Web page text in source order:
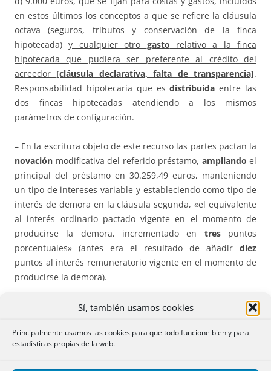
Sí, también usamos cookies
Principalmente usamos las cookies para que todo funcione bien y para
estadísticas propias de la web.
en estos últimos los conceptos a que se refiere la cláusula
octava (seguros, tributos y conservación de la finca
hipotecada)y cualquier otro gasto relativo a la finca
hipotecada que pudiera ser preferente al crédito del
acreedor [cláusula declarativa, falta de transparencia].
Responsabilidad hipotecaria que esdistribuida entre las
dos fincas hipotecadas atendiendo a los mismos
parámetros de configuración.
– En la escritura objeto de este recurso las partes pactan la
novación modificativa del referido préstamo, ampliando el
principal del préstamo en 30.259,49 euros, manteniendo
un tipo de intereses variable y estableciendo como tipo de
interés de demora en la cláusula segunda, «el equivalente
al interés ordinario pactado vigente en el momento de
producirse la demora, incrementado en trespuntos
porcentuales» (antes era el resultado de añadir diez
puntos al interés remuneratorio vigente en el momento de
producirse la demora).
– Tras esta modificación, la responsabilidad hipotecaria
alguna, si bien las partes acuerdanampliarlas
responsabilidades hipotecarias garantizadas respecto del